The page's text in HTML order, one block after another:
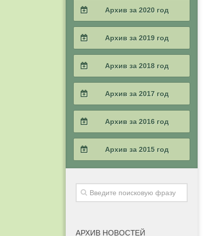
2022 / #2
2021 / #3
2021 / #2
Архив за 2020 год
2020 / #3
2020 / #2
Архив за 2019 год
2019 / #3
2019 / #2
Архив за 2018 год
2018 / #3
2018 / #2
Архив за 2017 год
2017 / #3
2017 / #2
2017 / #1
Архив за 2016 год
2016 / #3
Архив за 2015 год
2015 / #3
АРХИВ НОВОСТЕЙ